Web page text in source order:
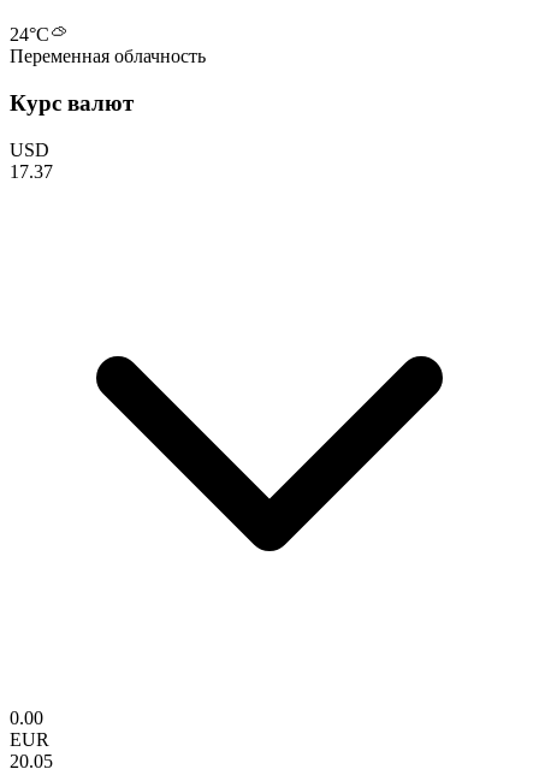
24°C
Переменная облачность
Курс валют
USD
17.37
0.00
EUR
20.05